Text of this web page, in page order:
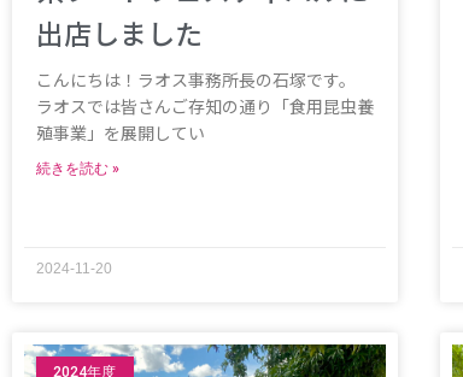
出店しました
こんにちは！ラオス事務所長の石塚です。
ラオスでは皆さんご存知の通り「食用昆虫養
殖事業」を展開してい
続きを読む »
2024-11-20
2024年度